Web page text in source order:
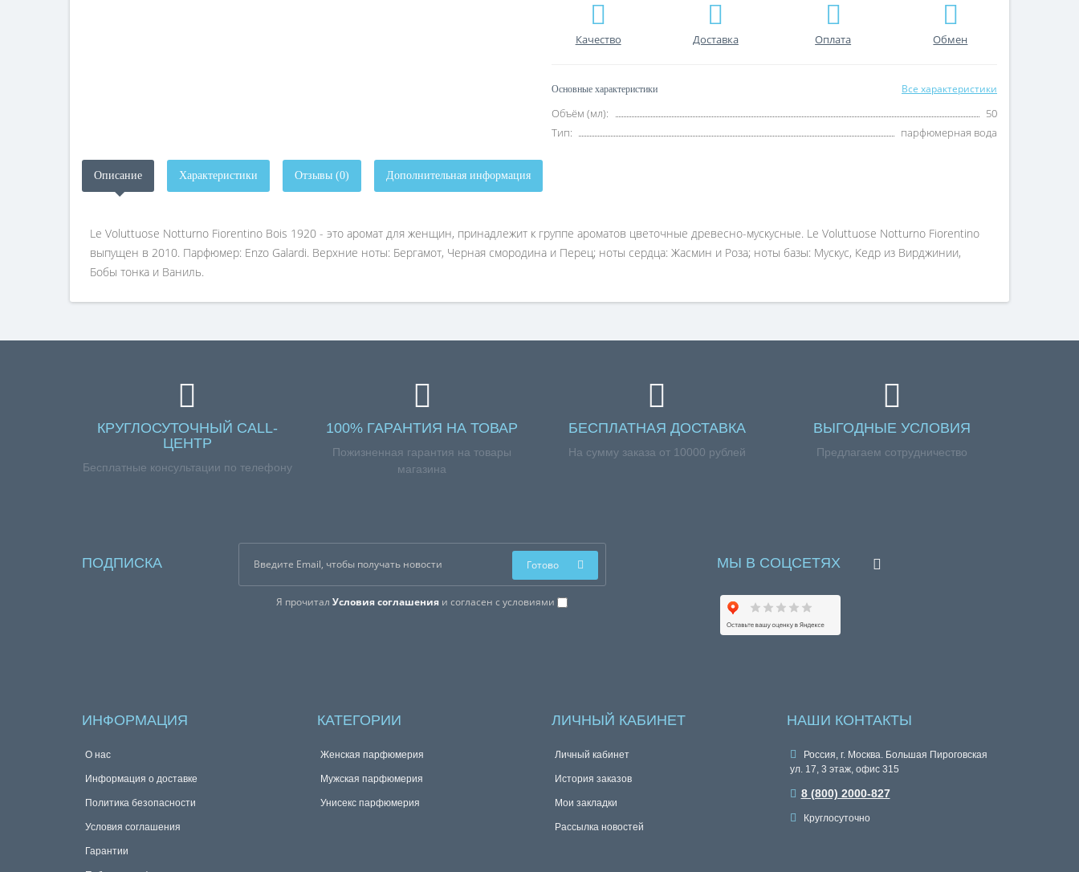
Качество Доставка Оплата Обмен
Основные характеристики Все характеристики
Объём (мл):
50
Тип:
парфюмерная вода
Описание Характеристики Отзывы (0) Дополнительная информация
Le Voluttuose Notturno Fiorentino Bois 1920 - это аромат для женщин, принадлежит к группе ароматов цветочные древесно-мускусные. Le Voluttuose Notturno Fiorentino
выпущен в 2010. Парфюмер: Enzo Galardi. Верхние ноты: Бергамот, Черная смородина и Перец; ноты сердца: Жасмин и Роза; ноты базы: Мускус, Кедр из Вирджинии,
Бобы тонка и Ваниль.
КРУГЛОСУТОЧНЫЙ CALL-
ЦЕНТР
Бесплатные консультации по телефону
100% ГАРАНТИЯ НА ТОВАР
Пожизненная гарантия на товары
магазина
БЕСПЛАТНАЯ ДОСТАВКА
На сумму заказа от 10000 рублей
ВЫГОДНЫЕ УСЛОВИЯ
Предлагаем сотрудничество
ПОДПИСКА
Я прочиталУсловия соглашения и согласен с условиями
Готово МЫ В СОЦСЕТЯХ
ИНФОРМАЦИЯ
О нас
Информация о доставке
Политика безопасности
Условия соглашения
Гарантии
КАТЕГОРИИ
Женская парфюмерия
Мужская парфюмерия
Унисекс парфюмерия
ЛИЧНЫЙ КАБИНЕТ
Личный кабинет
История заказов
Мои закладки
Рассылка новостей
НАШИ КОНТАКТЫ
Россия, г. Москва. Большая Пироговская
ул. 17, 3 этаж, офис 315
8 (800) 2000-827
Круглосуточно